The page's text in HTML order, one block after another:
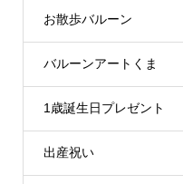
お散歩バルーン
バルーンアートくま
1歳誕生日プレゼント
出産祝い